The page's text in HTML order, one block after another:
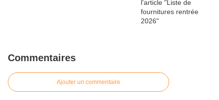
Commentaires
Ajouter un commentaire